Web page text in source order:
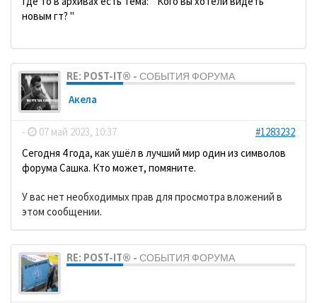
новым гт? "
RE: POST-IT® - СОБЫТИЯ ФОРУМА
Акела
- 07 май 2023, 10:37
#1283232
Сегодня 4 года, как ушёл в лучший мир один из символов
форума Сашка. Кто может, помяните.
У вас нет необходимых прав для просмотра вложений в
этом сообщении.
RE: POST-IT® - СОБЫТИЯ ФОРУМА